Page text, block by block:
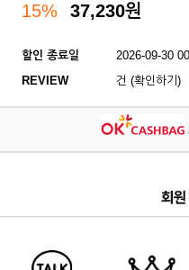
15% 37,230원
할인 종료일
2026-09-30
REVIEW
건 (확인하기)